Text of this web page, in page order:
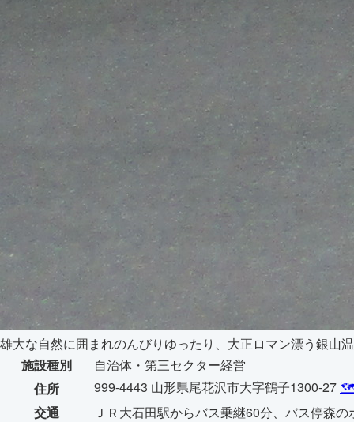
雄大な自然に囲まれのんびりゆったり、大正ロマン漂う銀山
施設種別
自治体・第三セクター経営
住所
999-4443 山形県尾花沢市大字鶴子1300-27 🗺️
交通
ＪＲ大石田駅からバス乗継60分、バス停森